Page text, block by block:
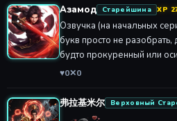
Азамод Старейшина XP
Озвучка (на начальных
букв просто не разобрать,
будто прокуренный или
♥0✕0
弗拉基米尔 Верховный